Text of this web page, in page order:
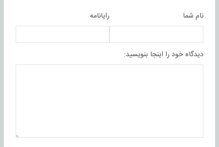
نام شما رایانامه
دیدگاه خود را اینجا بنویسید: